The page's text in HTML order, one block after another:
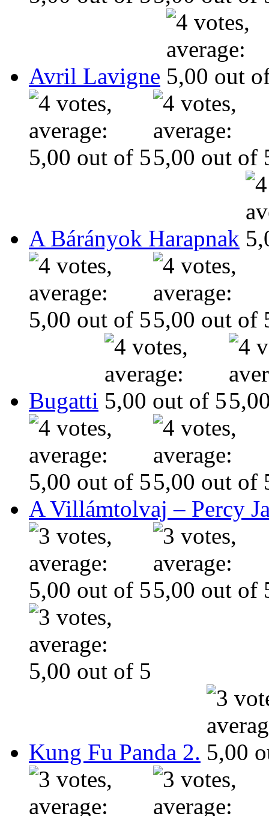
Avril Lavigne
A Bárányok Harapnak
Bugatti
A Villámtolvaj – Percy
Kung Fu Panda 2.